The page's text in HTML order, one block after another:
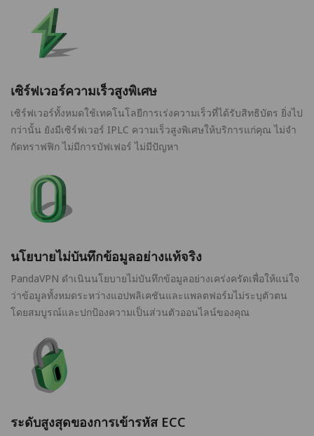
เซิร์ฟเวอร์ความเร็วสูงพิเศษ
เซิร์ฟเวอร์ทั้งหมดใช้เทคโนโลยีการเร่งความเร็วที่ได้รับสิทธิบัตร ยิ่งไป
กว่านั้น ยังมีเซิร์ฟเวอร์ IPLC ความเร็วสูงพิเศษให้บริการแก่คุณ ไม่จำ
กัดทราฟฟิก ไม่มีการบัฟเฟอร์ ไม่มีปัญหา
นโยบายไม่บันทึกข้อมูลอย่างแท้จริง
PandaVPN ดำเนินนโยบายไม่บันทึกข้อมูลอย่างเคร่งครัดเพื่อให้แน่ใจ
ว่าข้อมูลทั้งหมดระหว่างแอปพลิเคชันและแพลตฟอร์มไม่ระบุตัวตน
โดยสมบูรณ์และปกป้องความเป็นส่วนตัวออนไลน์ของคุณ
ระดับสูงสุดของการเข้ารหัส ECC